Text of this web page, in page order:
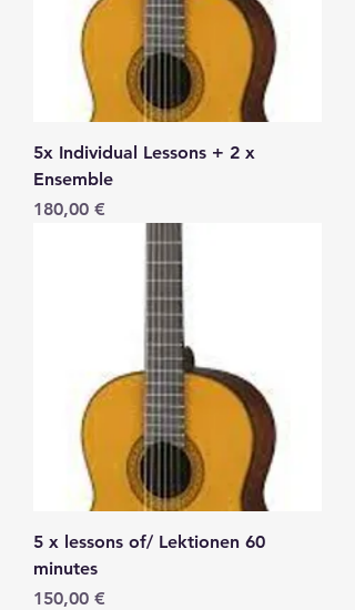
5x Individual Lessons + 2 x
Ensemble
Precio
180,00 €
5 x lessons of/ Lektionen 60
minutes
Precio
150,00 €